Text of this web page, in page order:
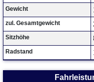
Gewicht
zul. Gesamtgewicht
Sitzhöhe
Radstand